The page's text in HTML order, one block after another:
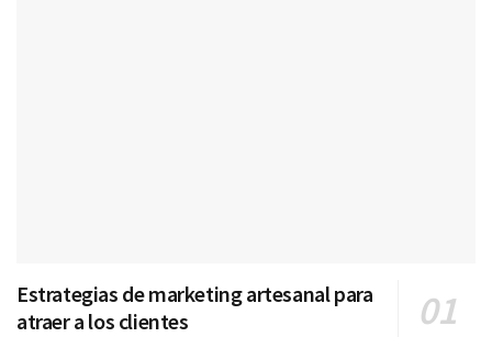
Estrategias de marketing artesanal para
atraer a los clientes